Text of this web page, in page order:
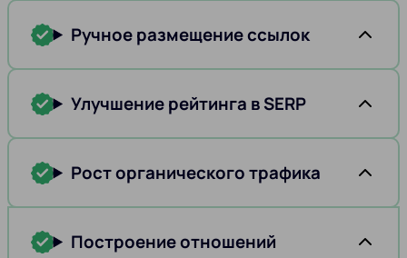
Ручное размещение ссылок
Улучшение рейтинга в SERP
Рост органического трафика
Построение отношений